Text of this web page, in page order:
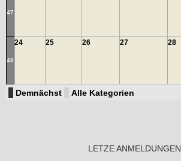
47
48
24 25 26 27 28
Demnächst Alle Kategorien
LETZE ANMELDUNGEN